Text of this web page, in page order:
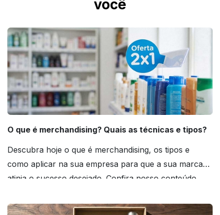
você
O que é merchandising? Quais as técnicas e tipos?
Descubra hoje o que é merchandising, os tipos e
como aplicar na sua empresa para que a sua marca
atinja o sucesso desejado. Confira nosso conteúdo